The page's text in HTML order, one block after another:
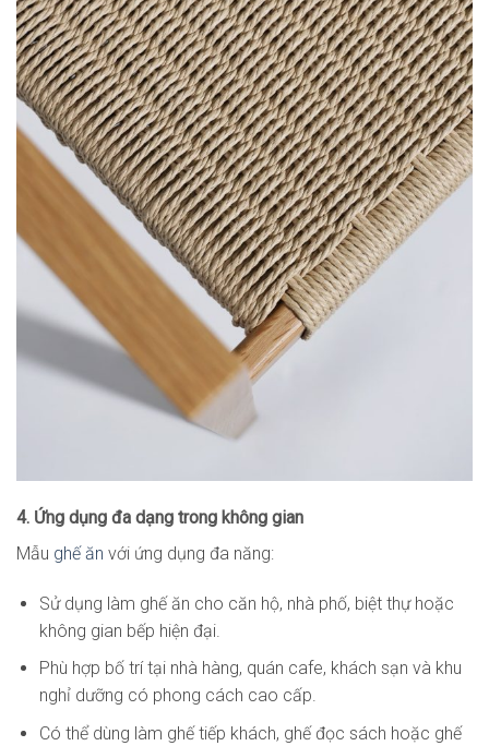
4. Ứng dụng đa dạng trong không gian
Mẫu ghế ăn với ứng dụng đa năng:
Sử dụng làm ghế ăn cho căn hộ, nhà phố, biệt thự hoặc
không gian bếp hiện đại.
Phù hợp bố trí tại nhà hàng, quán cafe, khách sạn và khu
nghỉ dưỡng có phong cách cao cấp.
Có thể dùng làm ghế tiếp khách, ghế đọc sách hoặc ghế